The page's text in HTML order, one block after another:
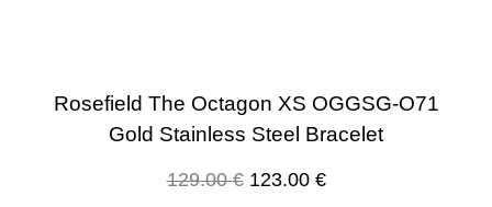
Rosefield The Octagon XS OGGSG-O71
Gold Stainless Steel Bracelet
129.00€ 123.00 €